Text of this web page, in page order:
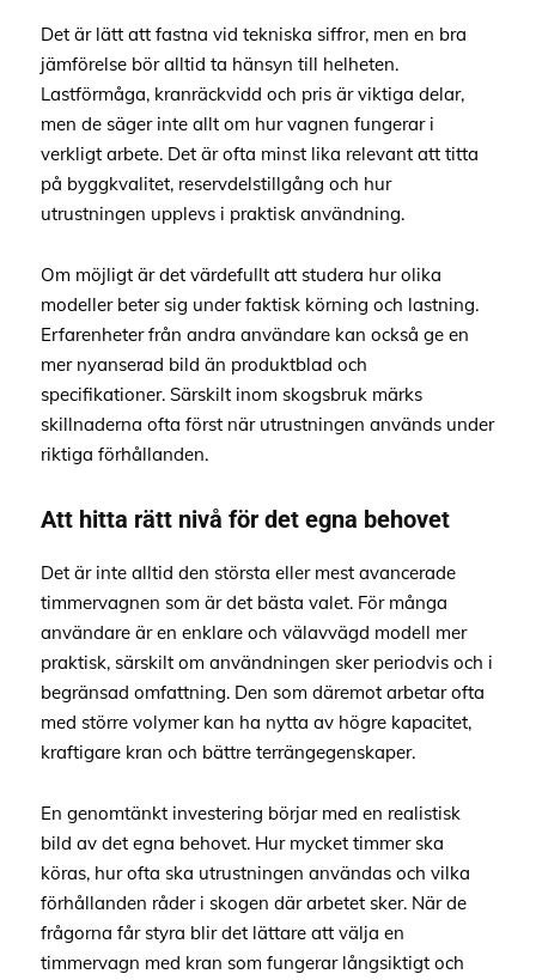
Det är lätt att fastna vid tekniska siffror, men en bra
jämförelse bör alltid ta hänsyn till helheten.
Lastförmåga, kranräckvidd och pris är viktiga delar,
men de säger inte allt om hur vagnen fungerar i
verkligt arbete. Det är ofta minst lika relevant att titta
på byggkvalitet, reservdelstillgång och hur
utrustningen upplevs i praktisk användning.
Om möjligt är det värdefullt att studera hur olika
modeller beter sig under faktisk körning och lastning.
Erfarenheter från andra användare kan också ge en
mer nyanserad bild än produktblad och
specifikationer. Särskilt inom skogsbruk märks
skillnaderna ofta först när utrustningen används under
riktiga förhållanden.
Att hitta rätt nivå för det egna behovet
Det är inte alltid den största eller mest avancerade
timmervagnen som är det bästa valet. För många
användare är en enklare och välavvägd modell mer
praktisk, särskilt om användningen sker periodvis och i
begränsad omfattning. Den som däremot arbetar ofta
med större volymer kan ha nytta av högre kapacitet,
kraftigare kran och bättre terrängegenskaper.
En genomtänkt investering börjar med en realistisk
bild av det egna behovet. Hur mycket timmer ska
köras, hur ofta ska utrustningen användas och vilka
förhållanden råder i skogen där arbetet sker. När de
frågorna får styra blir det lättare att välja en
timmervagn med kran som fungerar långsiktigt och